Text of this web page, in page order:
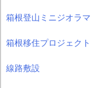
箱根登山ミニジオラマ
箱根移住プロジェクト
線路敷設